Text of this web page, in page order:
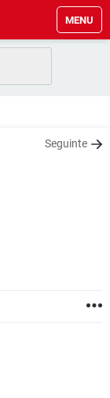
MENU
Seguinte